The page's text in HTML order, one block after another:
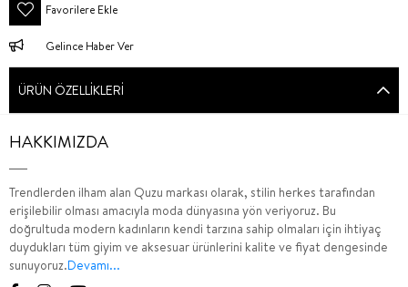
Favorilere Ekle
Gelince Haber Ver
ÜRÜN ÖZELLIKLERI
HAKKIMIZDA
Trendlerden ilham alan Quzu markası olarak, stilin herkes tarafından
erişilebilir olması amacıyla moda dünyasına yön veriyoruz. Bu
doğrultuda modern kadınların kendi tarzına sahip olmaları için ihtiyaç
duydukları tüm giyim ve aksesuar ürünlerini kalite ve fiyat dengesinde
sunuyoruz.Devamı...